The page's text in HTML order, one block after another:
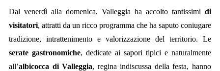
Dal venerdì alla domenica, Valleggia ha accolto tantissimi di
visitatori, attratti da un ricco programma che ha saputo coniugare
tradizione, intrattenimento e valorizzazione del territorio. Le
serate gastronomiche, dedicate ai sapori tipici e naturalmente
all’albicocca di Valleggia, regina indiscussa della festa, hanno